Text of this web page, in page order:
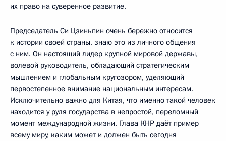
их право на суверенное развитие.
Председатель Си Цзиньпин очень бережно относится
к истории своей страны, знаю это из личного общения
с ним. Он настоящий лидер крупной мировой державы,
волевой руководитель, обладающий стратегическим
мышлением и глобальным кругозором, уделяющий
первостепенное внимание национальным интересам.
Исключительно важно для Китая, что именно такой человек
находится у руля государства в непростой, переломный
момент международной жизни. Глава КНР даёт пример
всему миру, каким может и должен быть сегодня